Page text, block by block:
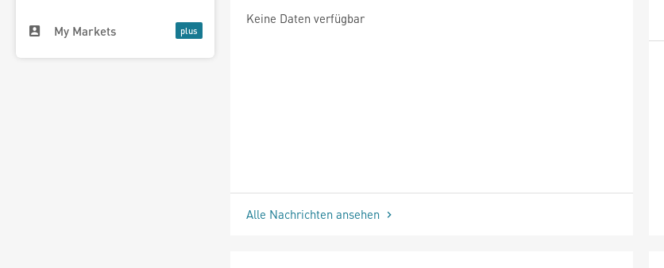
My Markets
Keine Daten verfügbar
Alle Nachrichten ansehen